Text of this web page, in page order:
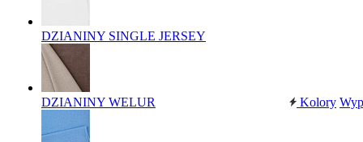
DZIANINY SINGLE JERSEY
DZIANINY WELUR Kolory